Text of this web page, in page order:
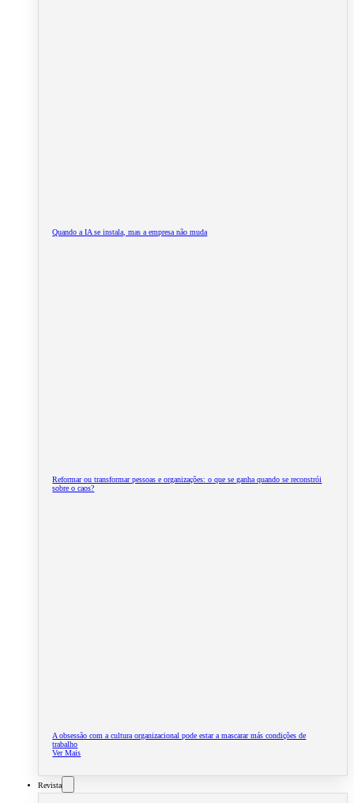
Quando a IA se instala, mas a empresa não muda
Reformar ou transformar pessoas e organizações: o que se ganha quando se reconstrói
sobre o caos?
A obsessão com a cultura organizacional pode estar a mascarar más condições de
trabalho
Ver Mais
Revista